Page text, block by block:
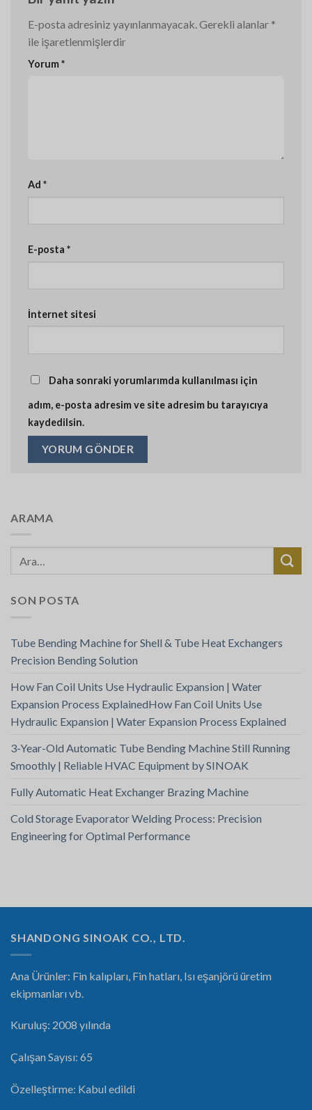
E-posta adresiniz yayınlanmayacak.Gerekli alanlar *
ile işaretlenmişlerdir
Yorum*
Ad *
E-posta *
İnternet sitesi
Daha sonraki yorumlarımda kullanılması için
adım, e-posta adresim ve site adresim bu tarayıcıya
kaydedilsin.
ARAMA
SON POSTA
Tube Bending Machine for Shell & Tube Heat Exchangers
Precision Bending Solution
How Fan Coil Units Use Hydraulic Expansion | Water
Expansion Process ExplainedHow Fan Coil Units Use
Hydraulic Expansion | Water Expansion Process Explained
3-Year-Old Automatic Tube Bending Machine Still Running
Smoothly | Reliable HVAC Equipment by SINOAK
Fully Automatic Heat Exchanger Brazing Machine
Cold Storage Evaporator Welding Process: Precision
Engineering for Optimal Performance
SHANDONG SINOAK CO., LTD.
Ana Ürünler: Fin kalıpları, Fin hatları, Isı eşanjörü üretim
ekipmanları vb.
Kuruluş: 2008 yılında
Çalışan Sayısı: 65
Özelleştirme: Kabul edildi